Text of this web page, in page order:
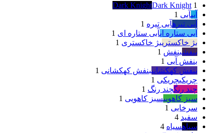
Dark KnightDark Knight 1
آبیآبی 1
آبی تیرهآبی تیره 1
آبی ستاره ایآبی ستاره ای 1
بژ خاکستریبژ خاکستری 1
بنفشبنفش 1
بنفش آبی 1
بنفش کهکشانیبنفش کهکشانی 1
چریکیچریکی 1
چند رنگچند رنگ 1
سبز کاهوییسبز کاهویی 1
سرخابی 1
سفید 4
سیاهسیاه 4